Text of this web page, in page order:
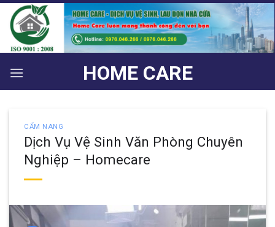
Bỏ
qua
nội
dung
HOME CARE
CẨM NANG
Dịch Vụ Vệ Sinh Văn Phòng Chuyên
Nghiệp – Homecare